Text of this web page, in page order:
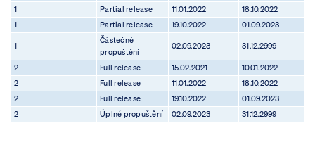
1
Partial release 11.01.2022
18.10.2022
1
Partial release 19.10.2022 01.09.2023
1
Částečné
propuštění
02.09.2023 31.12.2999
2 Full release 15.02.2021
10.01.2022
2
Full release 11.01.2022
18.10.2022
2
Full release 19.10.2022
01.09.2023
2
Úplné propuštění 02.09.2023 31.12.2999